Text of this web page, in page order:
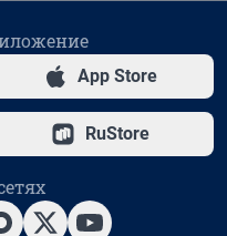
App Store
RuStore